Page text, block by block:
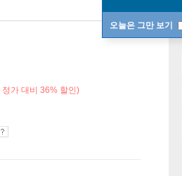
오늘은 그만 보기
정가 대비 36% 할인)